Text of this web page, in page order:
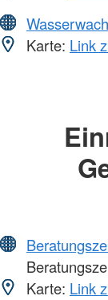
Karte: Link
Karte: Link